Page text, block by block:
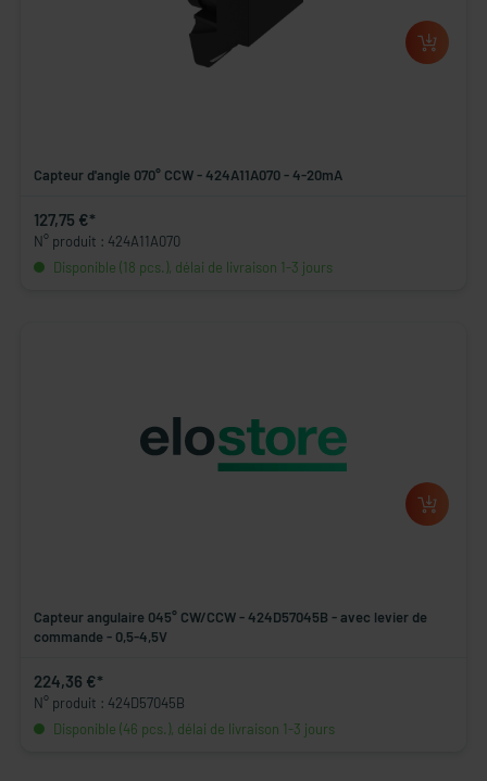
Capteur d'angle 070° CCW - 424A11A070 - 4-20mA
127,75 €*
N° produit : 424A11A070
Disponible (18 pcs.), délai de livraison 1-3 jours
Capteur angulaire 045° CW/CCW - 424D57045B - avec levier de
commande - 0,5-4,5V
224,36 €*
N° produit : 424D57045B
Disponible (46 pcs.), délai de livraison 1-3 jours